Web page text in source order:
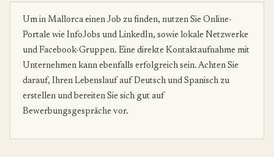
Um in Mallorca einen Job zu finden, nutzen Sie Online-
Portale wie InfoJobs und LinkedIn, sowie lokale Netzwerke
und Facebook-Gruppen. Eine direkte Kontaktaufnahme mit
Unternehmen kann ebenfalls erfolgreich sein. Achten Sie
darauf, Ihren Lebenslauf auf Deutsch und Spanisch zu
erstellen und bereiten Sie sich gut auf
Bewerbungsgespräche vor.